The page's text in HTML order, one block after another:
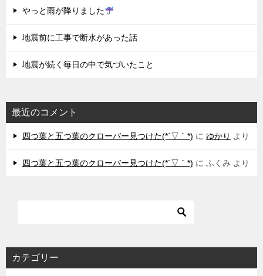
やっと雨が降りました
地震前に工事で断水があった話
地震が続く毎日の中で気づいたこと
最近のコメント
四つ葉と五つ葉のクローバー見つけた(*´▽｀*) に ゆかり より
四つ葉と五つ葉のクローバー見つけた(*´▽｀*) に ふくみ より
カテゴリー